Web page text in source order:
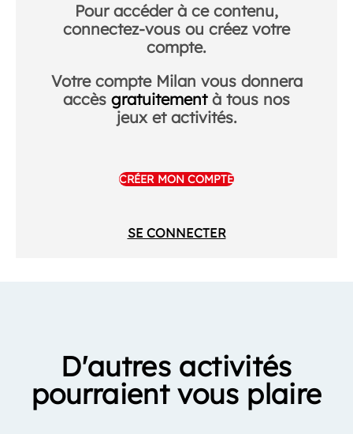
Pour accéder à ce contenu,
connectez-vous ou créez votre
compte.
Votre compte Milan vous donnera
accès gratuitementà tous nos
jeux et activités.
CRÉER MON COMPTE
SE CONNECTER
D'autres activités
pourraient vous plaire